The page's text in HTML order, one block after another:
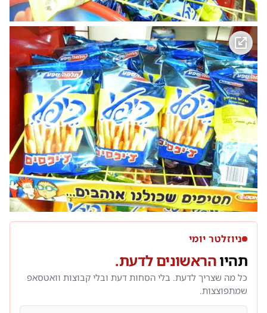
ניוזלטר יומי
תהיוהראשונים לדעת.
כל מה שצריך לדעת. בלי הסחות דעת ובלי קבוצות וואטסאפ
שמתפוצצות.